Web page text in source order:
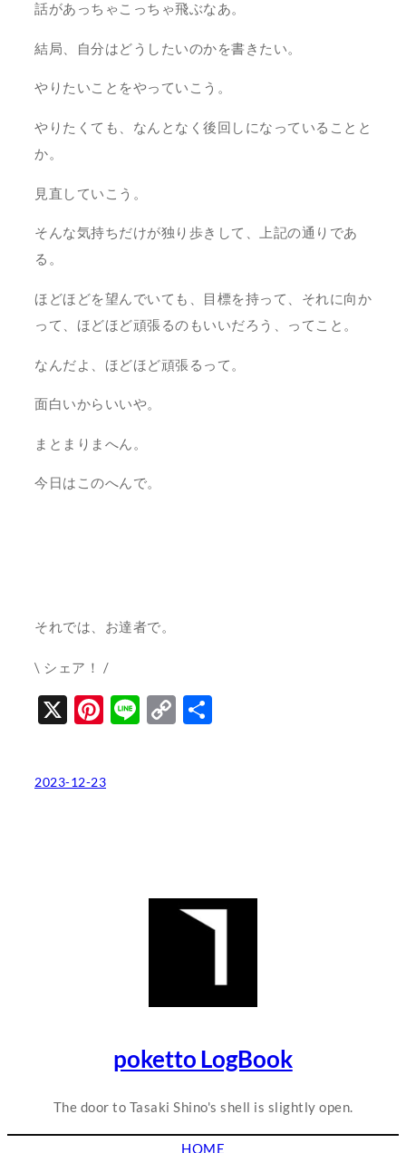
話があっちゃこっちゃ飛ぶなあ。
結局、自分はどうしたいのかを書きたい。
やりたいことをやっていこう。
やりたくても、なんとなく後回しになっていることと
か。
見直していこう。
そんな気持ちだけが独り歩きして、上記の通りであ
る。
ほどほどを望んでいても、目標を持って、それに向か
って、ほどほど頑張るのもいいだろう、ってこと。
なんだよ、ほどほど頑張るって。
面白いからいいや。
まとまりまへん。
今日はこのへんで。
それでは、お達者で。
\ シェア！ /
X Pinterest
LineCopy
2023-12-23
poketto LogBook
The door to Tasaki Shino's shell is slightly open.
HOME